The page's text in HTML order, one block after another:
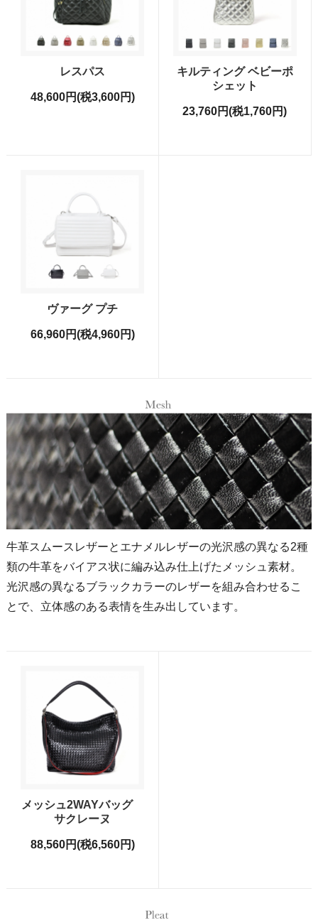
レスパス
48,600円(税3,600円)
キルティング ベビーポ
シェット
23,760円(税1,760円)
ヴァーグ プチ
66,960円(税4,960円)
牛革スムースレザーとエナメルレザーの光沢感の異なる2種
類の牛革をバイアス状に編み込み仕上げたメッシュ素材。
光沢感の異なるブラックカラーのレザーを組み合わせるこ
とで、立体感のある表情を生み出しています。
メッシュ2WAYバッグ
サクレーヌ
88,560円(税6,560円)